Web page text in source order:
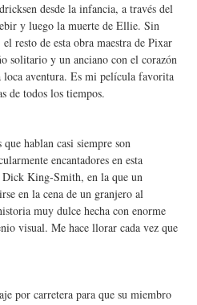
desde la infancia, a través del
y luego la muerte de Ellie. Sin
resto de esta obra maestra de Pixar
solitario y un anciano con el corazón
loca aventura. Es mi película favorita
de todos los tiempos.
hablan casi siempre son
encantadores en esta
Dick King-Smith, en la que un
en la cena de un granjero al
muy dulce hecha con enorme
visual. Me hace llorar cada vez que
por carretera para que su miembro